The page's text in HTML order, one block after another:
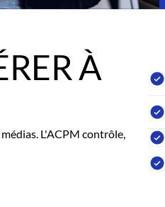
À
L'ACPM contrôle,